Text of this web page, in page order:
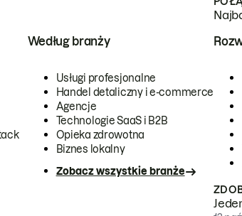
Według branży
Usługi profesjonalne
Handel detaliczny i e-commerce
Agencje
Technologie SaaS i B2B
Opieka zdrowotna
Biznes lokalny
Zobacz wszystkie branże